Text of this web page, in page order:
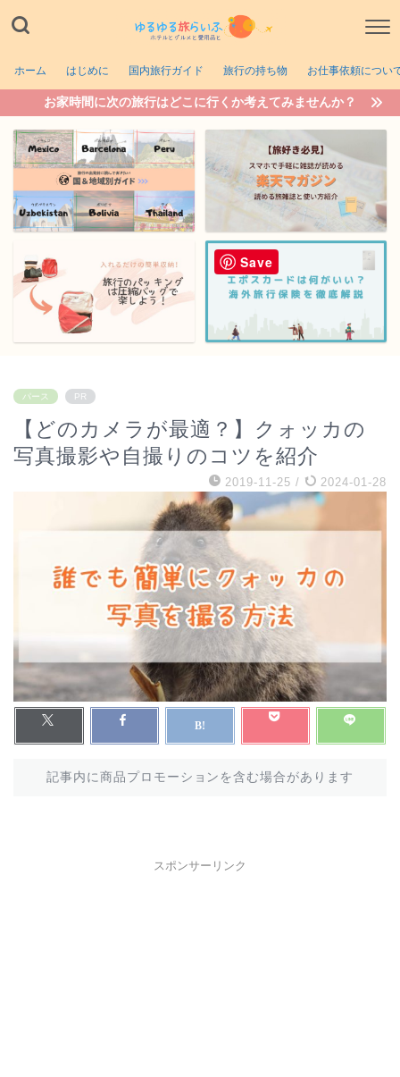
ホーム はじめに 国内旅行ガイド 旅行の持ち物 お仕事依頼につい
お家時間に次の旅行はどこに行くか考えてみませんか？
パース PR
【どのカメラが最適？】クォッカの
写真撮影や自撮りのコツを紹介
2019-11-25 / 2024-01-28
記事内に商品プロモーションを含む場合があります
スポンサーリンク
Save